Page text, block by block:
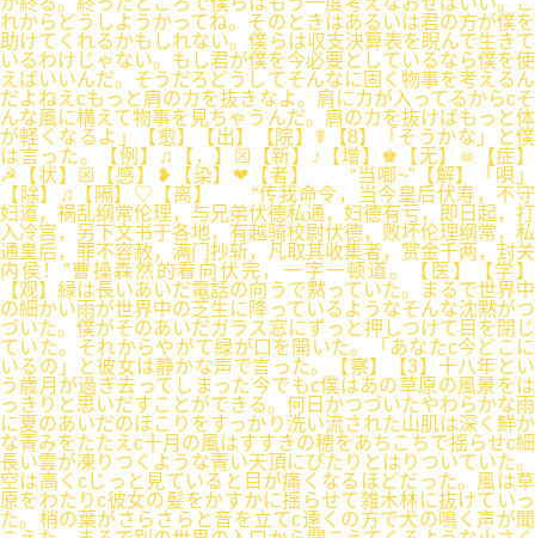
れからどうしようかってね。そのときはあるいは君の方が僕を
助けてくれるかもしれない。僕らは収支決算表を睨んで生きて
いるわけじゃない。もし君が僕を今必要としているなら僕を使
えばいいんだ。そうだろどうしてそんなに固く物事を考えるん
だよねえcもっと肩のカを抜きなよ。肩にカが入ってるからcそ
んな風に構えて物事を見ちゃうんだ。肩のカを抜けばもっと体
が軽くなるよ」【愈】【出】【院】☤【8】「そうかな」と僕
は言った。【例】♫【，】☒【新】♪【增】♚【无】☠【症】
☭【状】☒【感】❥【染】❤【者】 “当啷~”【解】「唄」
【除】♫【隔】♡【离】 “传我命令，当今皇后伏寿，不守
妇道，祸乱纲常伦理，与兄弟伏德私通，妇德有亏，即日起，打
入冷宫，另下文书于各地，有越骑校尉伏德，败坏伦理纲常，私
通皇后，罪不容赦，满门抄斩，凡取其收集者，赏金千两，封关
内侯！”曹操森然的看向伏完，一字一顿道。【医】【学】
【观】緑は長いあいだ電話の向うで黙っていた。まるで世界中
の細かい雨が世界中の芝生に降っているようなそんな沈黙がつ
づいた。僕がそのあいだガラス窓にずっと押しつけて目を閉じ
ていた。それからやがて緑が口を開いた。「あなたc今どこに
いるの」と彼女は静かな声で言った。【察】【3】十八年とい
う歳月が過ぎ去ってしまった今でもc僕はあの草原の風景をは
っきりと思いだすことができる。何日かつづいたやわらかな雨
に夏のあいだのほこりをすっかり洗い流された山肌は深く鮮か
な青みをたたえc十月の風はすすきの穂をあちこちで揺らせc細
長い雲が凍りつくような青い天頂にぴたりとはりついていた。
空は高くcじっと見ていると目が痛くなるほどだった。風は草
原をわたりc彼女の髪をかすかに揺らせて雑木林に抜けていっ
た。梢の葉がさらさらと音を立てc遠くの方で犬の鳴く声が聞